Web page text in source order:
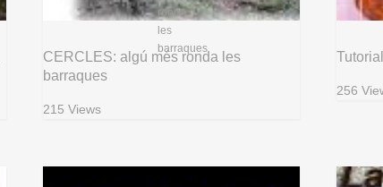
CERCLES: algú més ronda les
barraques
215 Views
256